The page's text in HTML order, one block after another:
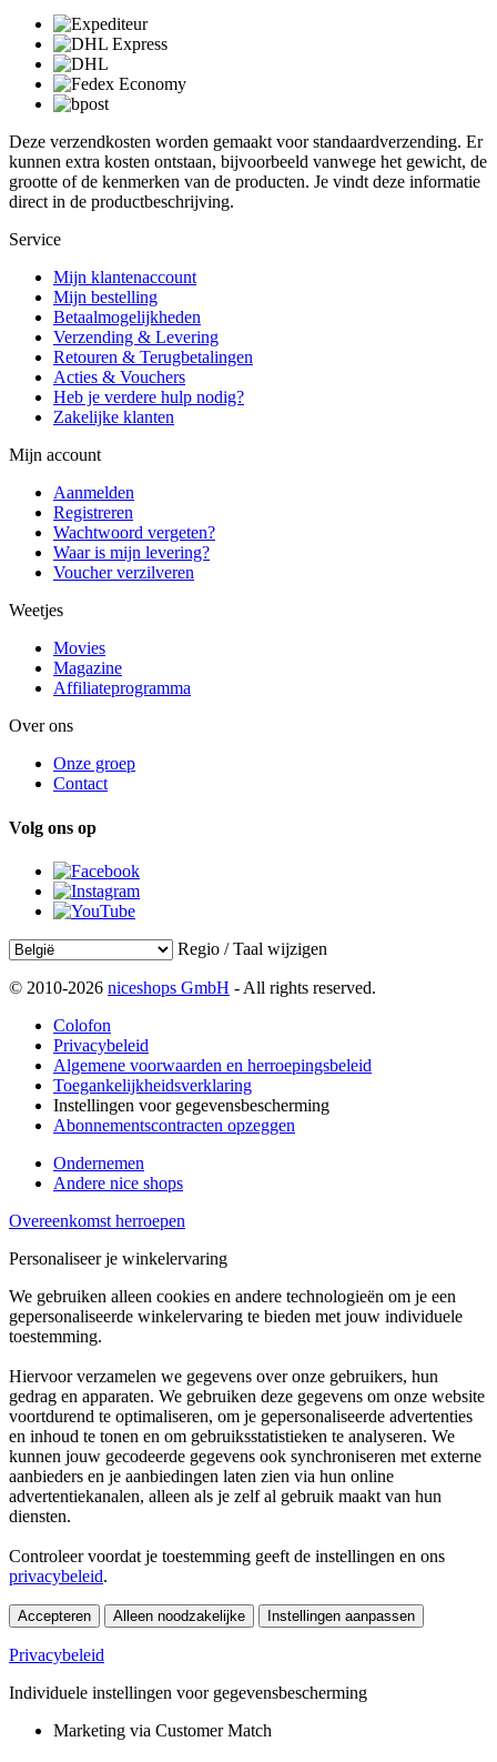
Deze verzendkosten worden gemaakt voor standaardverzending. Er
kunnen extra kosten ontstaan, bijvoorbeeld vanwege het gewicht, de
grootte of de kenmerken van de producten. Je vindt deze informatie
direct in de productbeschrijving.
Service
Mijn klantenaccount
Mijn bestelling
Betaalmogelijkheden
Verzending & Levering
Retouren & Terugbetalingen
Acties & Vouchers
Heb je verdere hulp nodig?
Zakelijke klanten
Mijn account
Aanmelden
Registreren
Wachtwoord vergeten?
Waar is mijn levering?
Voucher verzilveren
Weetjes
Movies
Magazine
Affiliateprogramma
Over ons
Onze groep
Contact
Volg ons op
Regio / Taal wijzigen
© 2010-2026 niceshops GmbH - All rights reserved.
Colofon
Privacybeleid
Algemene voorwaarden en herroepingsbeleid
Toegankelijkheidsverklaring
Instellingen voor gegevensbescherming
Abonnementscontracten opzeggen
Ondernemen
Andere nice shops
Overeenkomst herroepen
Personaliseer je winkelervaring
We gebruiken alleen cookies en andere technologieën om je een
gepersonaliseerde winkelervaring te bieden met jouw individuele
toestemming.
Hiervoor verzamelen we gegevens over onze gebruikers, hun
gedrag en apparaten. We gebruiken deze gegevens om onze website
voortdurend te optimaliseren, om je gepersonaliseerde advertenties
en inhoud te tonen en om gebruiksstatistieken te analyseren. We
kunnen jouw gecodeerde gegevens ook synchroniseren met externe
aanbieders en je aanbiedingen laten zien via hun online
advertentiekanalen, alleen als je zelf al gebruik maakt van hun
diensten.
Controleer voordat je toestemming geeft de instellingen en ons
privacybeleid.
Accepteren Alleen noodzakelijke Instellingen aanpassen
Privacybeleid
Individuele instellingen voor gegevensbescherming
Marketing via Customer Match